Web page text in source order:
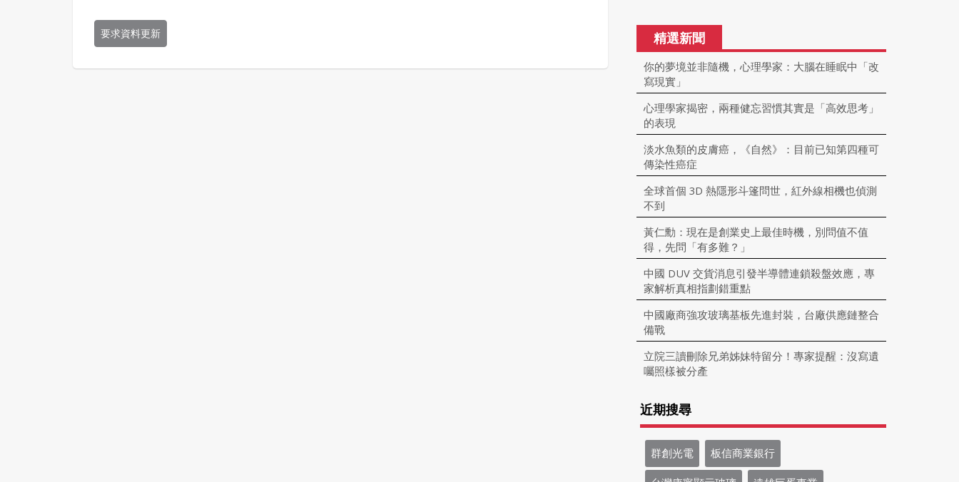
要求資料更新 精選新聞
你的夢境並非隨機，心理學家：大腦在睡眠中「改
寫現實」
心理學家揭密，兩種健忘習慣其實是「高效思考」
的表現
淡水魚類的皮膚癌，《自然》：目前已知第四種可
傳染性癌症
全球首個 3D 熱隱形斗篷問世，紅外線相機也偵測
不到
黃仁勳：現在是創業史上最佳時機，別問值不值
得，先問「有多難？」
中國 DUV 交貨消息引發半導體連鎖殺盤效應，專
家解析真相指劃錯重點
中國廠商強攻玻璃基板先進封裝，台廠供應鏈整合
備戰
立院三讀刪除兄弟姊妹特留分！專家提醒：沒寫遺
囑照樣被分產
近期搜尋
群創光電 板信商業銀行